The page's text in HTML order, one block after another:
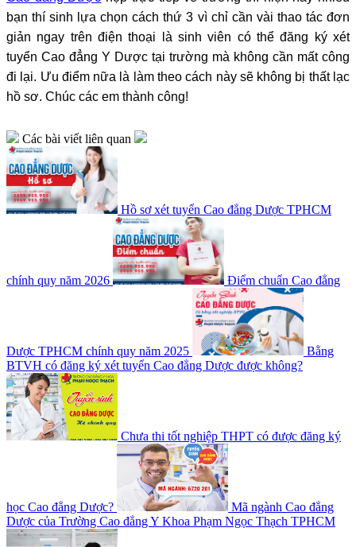
bạn thí sinh lựa chọn cách thứ 3 vì chỉ cần vài thao tác đơn
giản ngay trên điện thoại là sinh viên có thể đăng ký xét
tuyển Cao đẳng Y Dược tại trường mà không cần mất công
đi lại. Ưu điểm nữa là làm theo cách này sẽ không bị thất lạc
hồ sơ. Chúc các em thành công!
Các bài viết liên quan
Hồ sơ xét tuyển Cao đẳng Dược TPHCM
chính quy năm 2026 Điểm chuẩn Cao đẳng
Dược TPHCM chính quy năm 2025
Bằng
BTVH có đăng ký xét tuyển Cao đẳng Dược được không?
Chưa thi tốt nghiệp THPT có được đăng ký
học Cao đẳng Dược?
Mã ngành Cao đẳng
Dược của Trường Cao đẳng Y Khoa Phạm Ngọc Thạch TPHCM